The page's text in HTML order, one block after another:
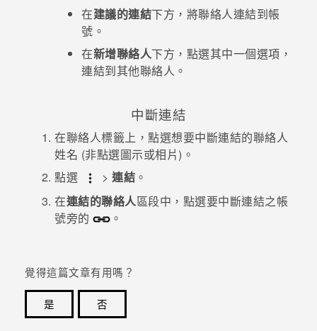
在建議的連結下方，將聯絡人連結到帳
號。
在新增聯絡人下方，點選其中一個選項，
連結到其他聯絡人。
中斷連結
在聯絡人標籤上，點選想要中斷連結的聯絡人
姓名 (非點選圖示或相片)。
點選
> 連結 。
在連結的聯絡人區段中，點選要中斷連結之帳
號旁的
。
覺得這篇文章有用嗎？
是
否